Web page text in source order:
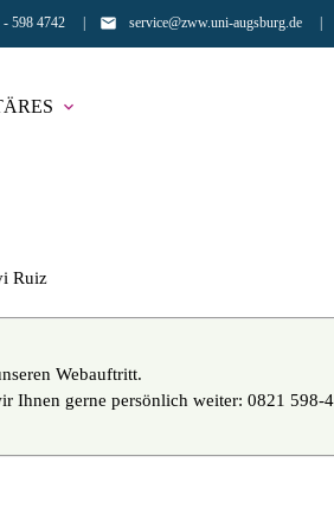
email service@zww.uni-augsburg.de
- 598 4742
expand_more
Ruiz
Webauftritt.
Ihnen gerne persönlich weiter: 0821 598-